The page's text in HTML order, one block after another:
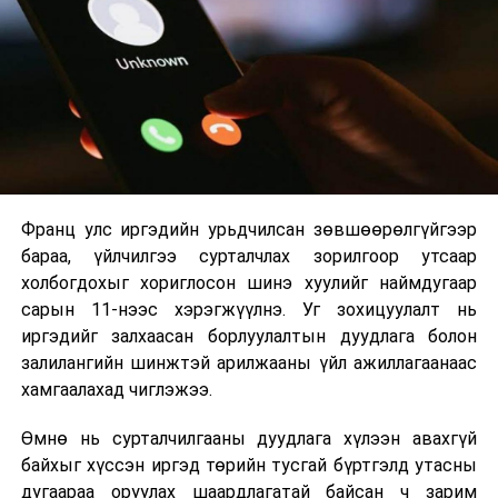
2026 оны 9 дүгээр сарын 1-нээс цахимаар
эхэлнэ.
2026 оны 9 дүгээр сарын 14-нөөс танхимаар
үргэлжилнэ.
2026 оны 9 дүгээр сарын 13-наас оюутнуудыг
дотуур байранд оруулж эхэлнэ.
Сургууль, цэцэрлэгийн үйл ажиллагааны
зохицуулалт
2026 оны 8 дугаар сарын 17–28-ны өдрүүдэд
байранд элсэлт, бүртгэл болон бусад аливаа
арга хэмжээ зохион байгуулахгүй болно.
Франц улс иргэдийн урьдчилсан зөвшөөрөлгүйгээр
бараа, үйлчилгээ сурталчлах зорилгоор утсаар
холбогдохыг хориглосон шинэ хуулийг наймдугаар
сарын 11-нээс хэрэгжүүлнэ. Уг зохицуулалт нь
иргэдийг залхаасан борлуулалтын дуудлага болон
залилангийн шинжтэй арилжааны үйл ажиллагаанаас
хамгаалахад чиглэжээ.
Өмнө нь сурталчилгааны дуудлага хүлээн авахгүй
байхыг хүссэн иргэд төрийн тусгай бүртгэлд утасны
дугаараа оруулах шаардлагатай байсан ч зарим